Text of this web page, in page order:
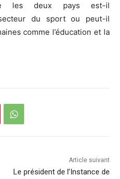
les deux pays est-il
du sport ou peut-il
comme l’éducation et la
Article suivant
Le président de l’Instance de